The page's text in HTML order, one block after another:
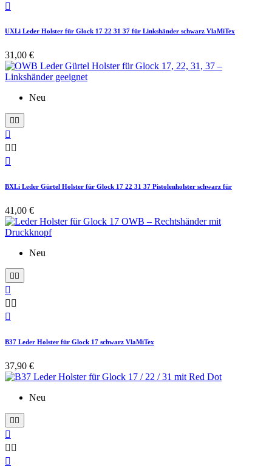

UXLi Leder Holster für Glock 17 22 31 37 für Linkshänder schwarz VlaMiTex
31,00 €
Neu
 

 

BXLi Leder Gürtel Holster für Glock 17 22 31 37 Pistolenholster schwarz für
41,00 €
Neu
 

 

B37 Leder Holster für Glock 17 schwarz VlaMiTex
37,90 €
Neu
 

 
